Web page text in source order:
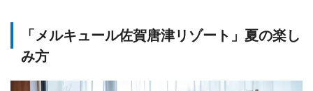
「メルキュール佐賀唐津リゾート」夏の楽し
み方